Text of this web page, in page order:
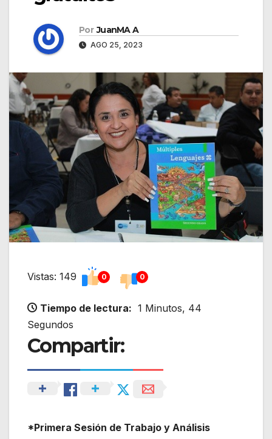
Por JuanMA A
AGO 25, 2023
Vistas: 149 0 0
Tiempo de lectura: 1 Minutos, 44
Segundos
Compartir:
*Primera Sesión de Trabajo y Análisis